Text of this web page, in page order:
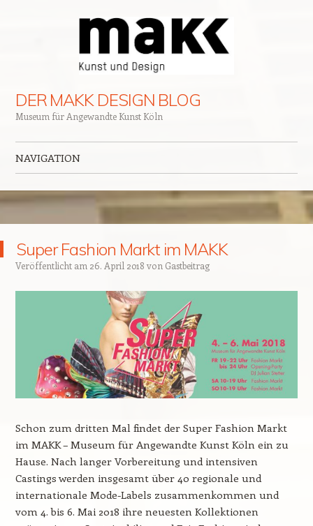
DER MAKK DESIGN BLOG
Museum für Angewandte Kunst Köln
NAVIGATION
Super Fashion Markt im MAKK
Veröffentlicht am 26. April 2018 von Gastbeitrag
Schon zum dritten Mal findet der Super Fashion Markt
im MAKK – Museum für Angewandte Kunst Köln ein zu
Hause. Nach langer Vorbereitung und intensiven
Castings werden insgesamt über 40 regionale und
internationale Mode-Labels zusammenkommen und
vom 4. bis 6. Mai 2018 ihre neuesten Kollektionen